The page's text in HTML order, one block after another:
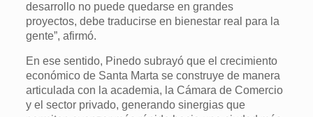
desarrollo no puede quedarse en grandes
proyectos, debe traducirse en bienestar real para la
gente”, afirmó.
En ese sentido, Pinedo subrayó que el crecimiento
económico de Santa Marta se construye de manera
articulada con la academia, la Cámara de Comercio
y el sector privado, generando sinergias que